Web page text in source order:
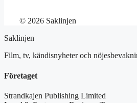
© 2026 Saklinjen
Saklinjen
Film, tv, kändisnyheter och
Företaget
Strandkajen Publishing Limited